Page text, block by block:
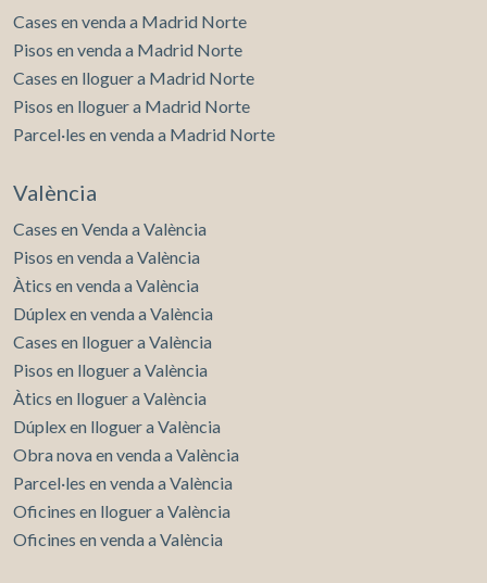
Cases en venda a Madrid Norte
Pisos en venda a Madrid Norte
Cases en lloguer a Madrid Norte
Pisos en lloguer a Madrid Norte
Parcel·les en venda a Madrid Norte
València
Cases en Venda a València
Pisos en venda a València
Àtics en venda a València
Dúplex en venda a València
Cases en lloguer a València
Pisos en lloguer a València
Àtics en lloguer a València
Dúplex en lloguer a València
Obra nova en venda a València
Parcel·les en venda a València
Oficines en lloguer a València
Oficines en venda a València